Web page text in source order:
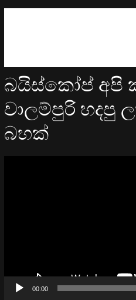
බයිස්කෝප් අපි
වාලම්පුරි හදපු
බහක්
00:00